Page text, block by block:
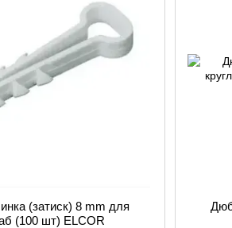
(затиск) 8 mm для
(100 шт) ELCOR